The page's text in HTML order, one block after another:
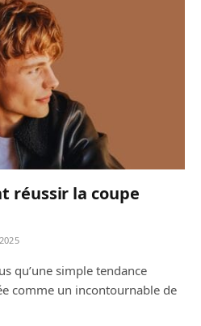
réussir la coupe
qu’une simple tendance
comme un incontournable de